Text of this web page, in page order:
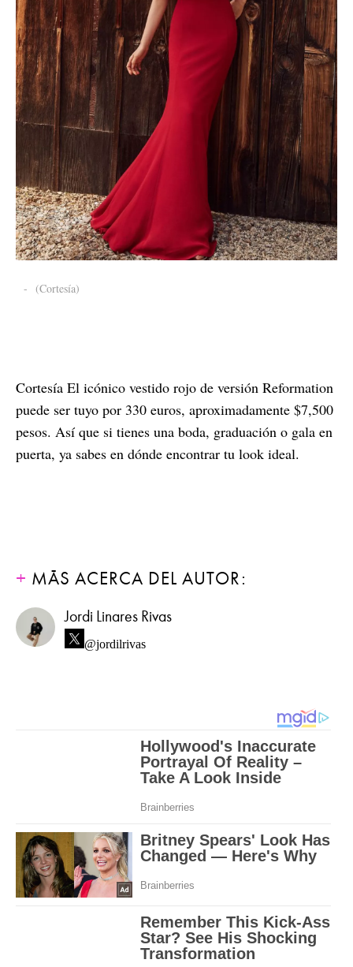
- (Cortesía)
Cortesía El icónico vestido rojo de versión Reformation
puede ser tuyo por 330 euros, aproximadamente $7,500
pesos. Así que si tienes una boda, graduación o gala en
puerta, ya sabes en dónde encontrar tu look ideal.
MÁS ACERCA DEL AUTOR:
Jordi Linares Rivas
@jordilrivas